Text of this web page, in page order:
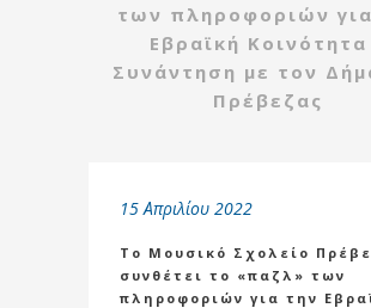
των πληροφοριών
Εβραϊκή Κοινότητα
Συνάντηση με τον
Πρέβεζας
15 Απριλίου 2022
To Moυσικό Σχολείο
συνθέτει το «παζλ» των
πληροφοριών για την